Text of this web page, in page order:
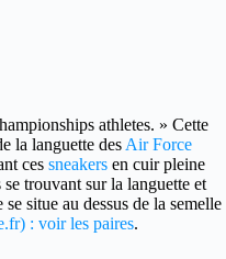
athletes. » Cette
la languette des Air Force
ces sneakers en cuir pleine
trouvant sur la languette et
situe au dessus de la semelle
: voir les paires.